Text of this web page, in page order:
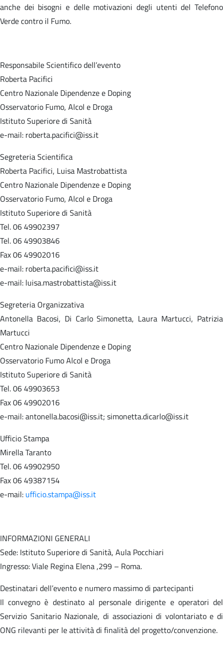
anche dei bisogni e delle motivazioni degli utenti del Telefono
Verde contro il Fumo.
Responsabile Scientifico dell’evento
Roberta Pacifici
Centro Nazionale Dipendenze e Doping
Osservatorio Fumo, Alcol e Droga
Istituto Superiore di Sanità
e-mail: roberta.pacifici@iss.it
Segreteria Scientifica
Roberta Pacifici, Luisa Mastrobattista
Centro Nazionale Dipendenze e Doping
Osservatorio Fumo, Alcol e Droga
Istituto Superiore di Sanità
Tel. 06 49902397
Tel. 06 49903846
Fax 06 49902016
e-mail: roberta.pacifici@iss.it
e-mail: luisa.mastrobattista@iss.it
Segreteria Organizzativa
Antonella Bacosi, Di Carlo Simonetta, Laura Martucci, Patrizia
Martucci
Centro Nazionale Dipendenze e Doping
Osservatorio Fumo Alcol e Droga
Istituto Superiore di Sanità
Tel. 06 49903653
Fax 06 49902016
e-mail: antonella.bacosi@iss.it; simonetta.dicarlo@iss.it
Ufficio Stampa
Mirella Taranto
Tel. 06 49902950
Fax 06 49387154
e-mail: ufficio.stampa@iss.it
INFORMAZIONI GENERALI
Sede: Istituto Superiore di Sanità, Aula Pocchiari
Ingresso: Viale Regina Elena ,299 – Roma.
Destinatari dell’evento e numero massimo di partecipanti
Il convegno è destinato al personale dirigente e operatori del
Servizio Sanitario Nazionale, di associazioni di volontariato e di
ONG rilevanti per le attività di finalità del progetto/convenzione.